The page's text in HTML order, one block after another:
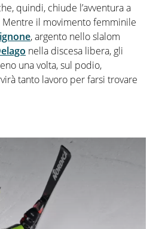
quindi, chiude l’avventura a
Mentre il movimento femminile
, argento nello slalom
nella discesa libera, gli
una volta, sul podio,
tanto lavoro per farsi trovare